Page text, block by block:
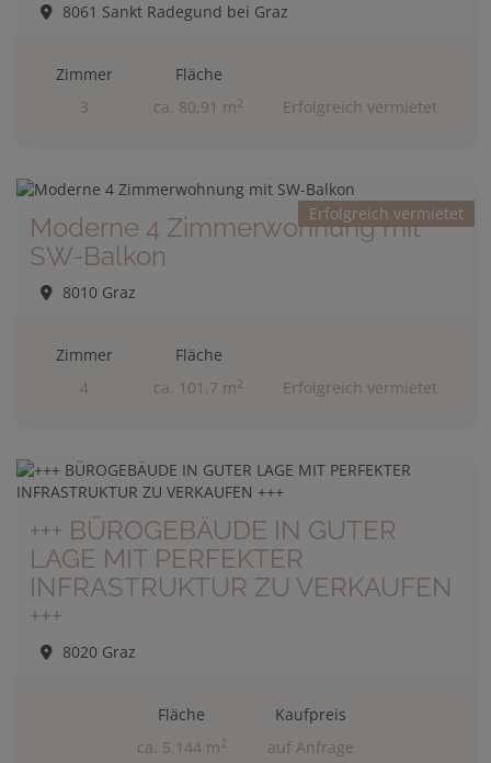
8061 Sankt Radegund bei Graz
Zimmer
3
Fläche
ca. 80,91 m2 Erfolgreich vermietet
Erfolgreich vermietet
Moderne 4 Zimmerwohnung mit
SW-Balkon
8010 Graz
Zimmer
4
Fläche
ca. 101,7 m2 Erfolgreich vermietet
+++ BÜROGEBÄUDE IN GUTER
LAGE MIT PERFEKTER
INFRASTRUKTUR ZU VERKAUFEN
+++
8020 Graz
Fläche
ca. 5.144 m2
Kaufpreis
auf Anfrage